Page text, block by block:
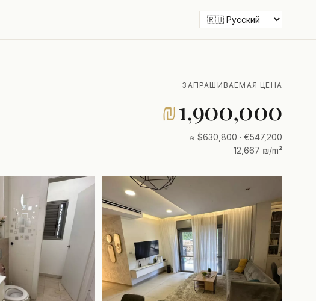
ЗАПРАШИВАЕМАЯ ЦЕНА
₪1,900,000
≈ $630,800 · €547,200
12,667 ₪/m²